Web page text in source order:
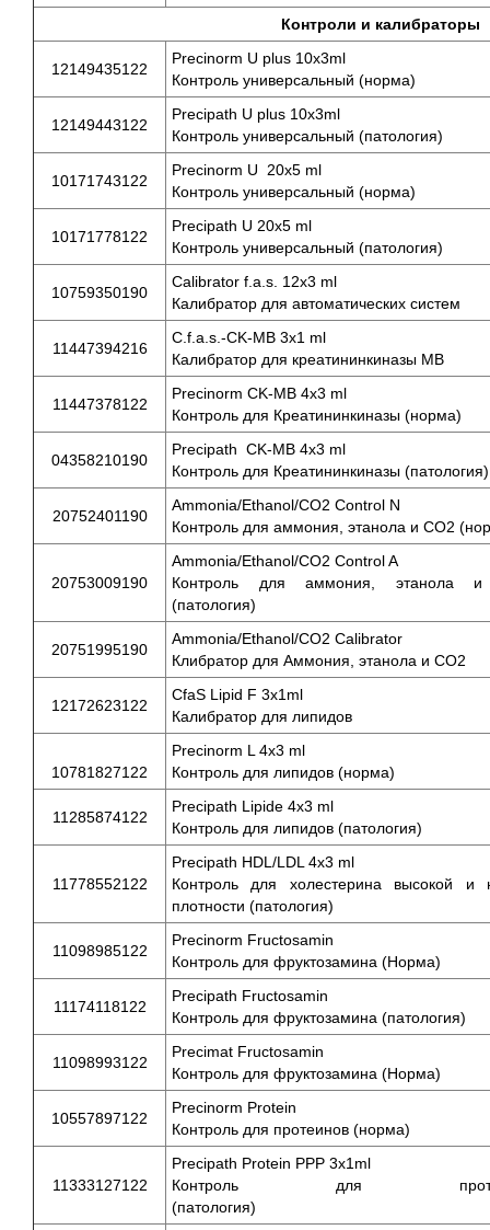
Контроли и калибраторы
12149435122
Precinorm U plus 10x3ml
Контроль универсальный (норма)
12149443122
Precipath U plus 10x3ml
Контроль универсальный (патология)
10171743122
Precinorm U 20x5 ml
Контроль универсальный (норма)
10171778122
Precipath U 20x5 ml
Контроль универсальный (патология)
10759350190
Calibrator f.a.s. 12x3 ml
Калибратор для автоматических систем
11447394216
C.f.a.s.-CK-MB 3x1 ml
Калибратор для креатининкиназы МВ
11447378122
Precinorm CK-MB 4x3 ml
Контроль для Креатининкиназы (норма)
04358210190
Precipath CK-MB 4x3 ml
Контроль для Креатининкиназы (патология)
20752401190
Ammonia/Ethanol/CO2 Control N
Контроль для аммония, этанола и СО2
20753009190
Ammonia/Ethanol/CO2 Control A
Контроль для аммония, этанола
(патология)
20751995190
Ammonia/Ethanol/CO2 Calibrator
Клибратор для Аммония, этанола и СО2
12172623122
CfaS Lipid F 3x1ml
Калибратор для липидов
10781827122
Precinorm L 4x3 ml
Контроль для липидов (норма)
11285874122
Precipath Lipide 4x3 ml
Контроль для липидов (патология)
11778552122
Precipath HDL/LDL 4x3 ml
Контроль для холестерина высокой и
плотности (патология)
11098985122
Precinorm Fructosamin
Контроль для фруктозамина (Норма)
11174118122
Precipath Fructosamin
Контроль для фруктозамина (патология)
11098993122
Precimat Fructosamin
Контроль для фруктозамина (Норма)
10557897122
Precinorm Protein
Контроль для протеинов
11333127122
Precipath Protein PPP 3x1ml
Контроль для
(патология)